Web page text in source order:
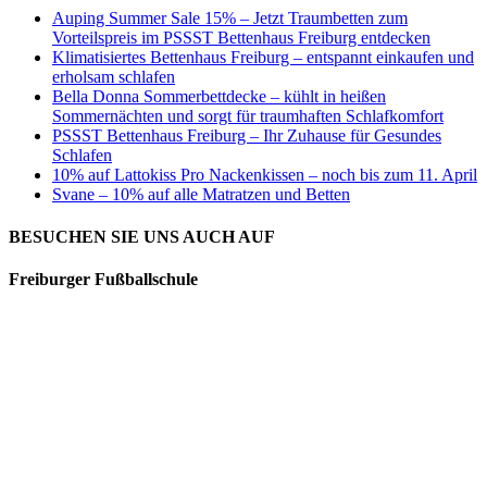
Auping Summer Sale 15% – Jetzt Traumbetten zum
Vorteilspreis im PSSST Bettenhaus Freiburg entdecken
Klimatisiertes Bettenhaus Freiburg – entspannt einkaufen und
erholsam schlafen
Bella Donna Sommerbettdecke – kühlt in heißen
Sommernächten und sorgt für traumhaften Schlafkomfort
PSSST Bettenhaus Freiburg – Ihr Zuhause für Gesundes
Schlafen
10% auf Lattokiss Pro Nackenkissen – noch bis zum 11. April
Svane – 10% auf alle Matratzen und Betten
BESUCHEN SIE UNS AUCH AUF
Freiburger Fußballschule